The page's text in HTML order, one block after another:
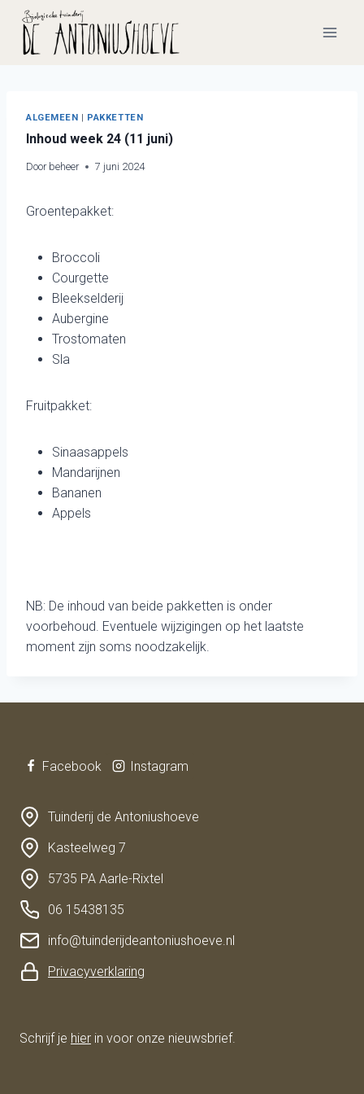
Doorgaan
naar
inhoud
ALGEMEEN | PAKKETTEN
Inhoud week 24 (11 juni)
Door beheer 7 juni 2024
Groentepakket:
Broccoli
Courgette
Bleekselderij
Aubergine
Trostomaten
Sla
Fruitpakket:
Sinaasappels
Mandarijnen
Bananen
Appels
NB: De inhoud van beide pakketten is onder
voorbehoud. Eventuele wijzigingen op het laatste
moment zijn soms noodzakelijk.
Facebook Instagram
Tuinderij de Antoniushoeve
Kasteelweg 7
5735 PA Aarle-Rixtel
06 15438135
info@tuinderijdeantoniushoeve.nl
Privacyverklaring
Schrijf je hier in voor onze nieuwsbrief.